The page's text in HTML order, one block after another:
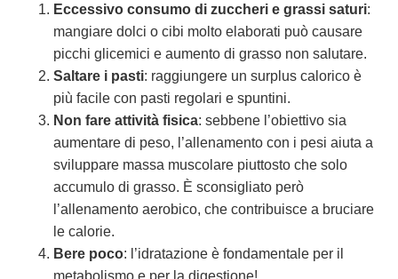
Eccessivo consumo di zuccheri e grassi saturi:
mangiare dolci o cibi molto elaborati può causare
picchi glicemici e aumento di grasso non salutare.
Saltare i pasti: raggiungere un surplus calorico è
più facile con pasti regolari e spuntini.
Non fare attività fisica: sebbene l’obiettivo sia
aumentare di peso, l’allenamento con i pesi aiuta a
sviluppare massa muscolare piuttosto che solo
accumulo di grasso. È sconsigliato però
l’allenamento aerobico, che contribuisce a bruciare
le calorie.
Bere poco: l’idratazione è fondamentale per il
metabolismo e per la digestione!